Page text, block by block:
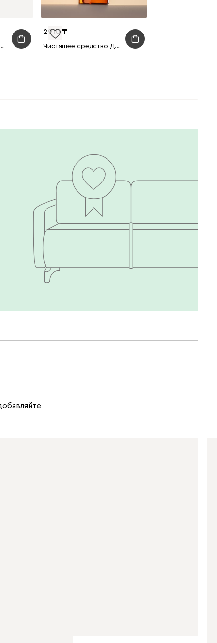
стол Юко Белый
2910
Чистящее средство Домашняя рутина для ковров